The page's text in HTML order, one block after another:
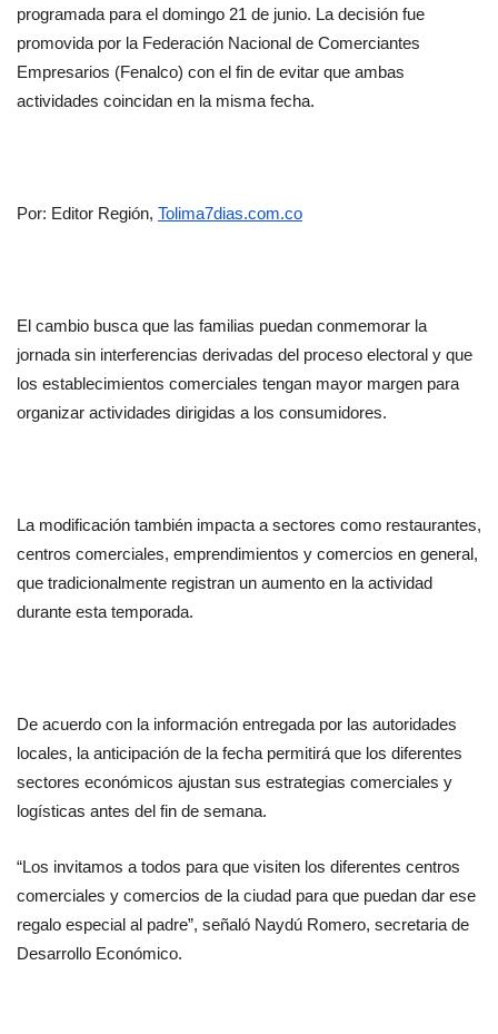
programada para el domingo 21 de junio. La decisión fue
promovida por la Federación Nacional de Comerciantes
Empresarios (Fenalco) con el fin de evitar que ambas
actividades coincidan en la misma fecha.
Por: Editor Región, Tolima7dias.com.co
El cambio busca que las familias puedan conmemorar la
jornada sin interferencias derivadas del proceso electoral y que
los establecimientos comerciales tengan mayor margen para
organizar actividades dirigidas a los consumidores.
La modificación también impacta a sectores como restaurantes,
centros comerciales, emprendimientos y comercios en general,
que tradicionalmente registran un aumento en la actividad
durante esta temporada.
De acuerdo con la información entregada por las autoridades
locales, la anticipación de la fecha permitirá que los diferentes
sectores económicos ajustan sus estrategias comerciales y
logísticas antes del fin de semana.
“Los invitamos a todos para que visiten los diferentes centros
comerciales y comercios de la ciudad para que puedan dar ese
regalo especial al padre”, señaló Naydú Romero, secretaria de
Desarrollo Económico.